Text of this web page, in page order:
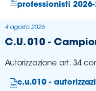
professionisti
C.U. 010 -
Autorizzazione art. 34
c.u.010 -
4 agosto 2026